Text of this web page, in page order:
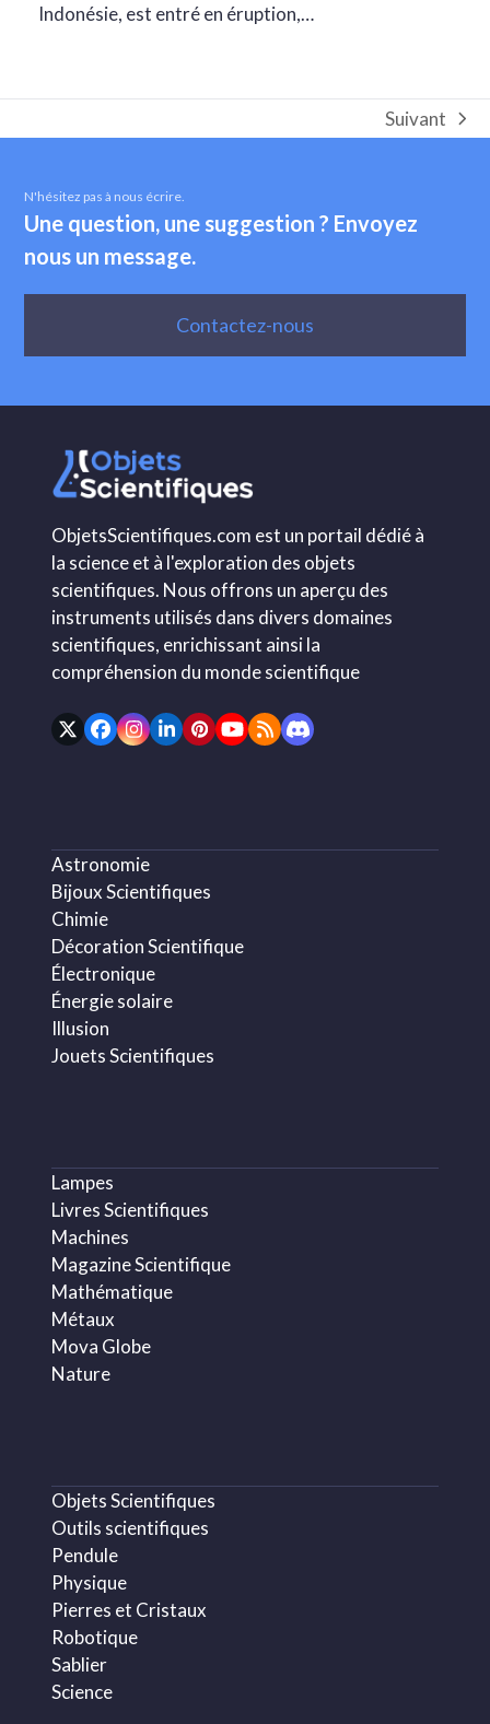
Indonésie, est entré en éruption,…
next
Suivant
N'hésitez pas à nous écrire.
Une question, une suggestion ? Envoyez
nous un message.
Contactez-nous
ObjetsScientifiques.com est un portail dédié à
la science et à l'exploration des objets
scientifiques. Nous offrons un aperçu des
instruments utilisés dans divers domaines
scientifiques, enrichissant ainsi la
compréhension du monde scientifique
TwitterFacebook
Instagram
LinkedIn
Pinterest
YouTube
RSSDiscord
Astronomie
Bijoux Scientifiques
Chimie
Décoration Scientifique
Électronique
Énergie solaire
Illusion
Jouets Scientifiques
Lampes
Livres Scientifiques
Machines
Magazine Scientifique
Mathématique
Métaux
Mova Globe
Nature
Objets Scientifiques
Outils scientifiques
Pendule
Physique
Pierres et Cristaux
Robotique
Sablier
Science